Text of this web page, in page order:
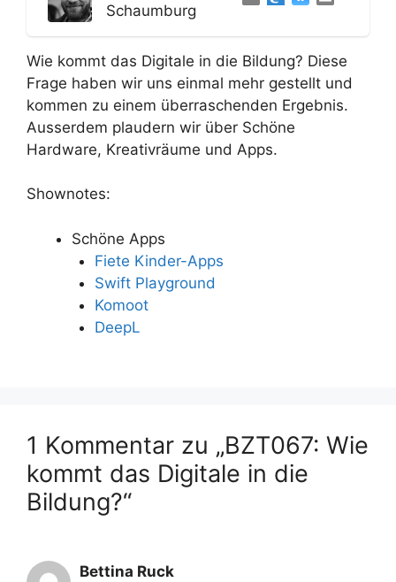
Schaumburg
Wie kommt das Digitale in die Bildung? Diese
Frage haben wir uns einmal mehr gestellt und
kommen zu einem überraschenden Ergebnis.
Ausserdem plaudern wir über Schöne
Hardware, Kreativräume und Apps.
Shownotes:
Schöne Apps
Fiete Kinder-Apps
Swift Playground
Komoot
DeepL
1 Kommentar zu „BZT067: Wie
kommt das Digitale in die
Bildung?“
Bettina Ruck